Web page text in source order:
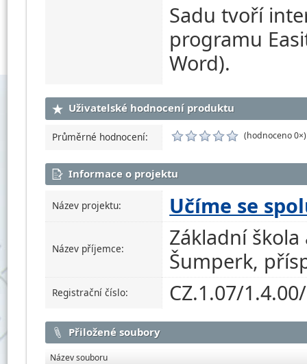
Sadu tvoří
programu
Word).
Uživatelské hodnocení produktu
Průměrné hodnocení: (hodnoceno 0×)
Informace o projektu
Název projektu: Učíme se
Název příjemce:
Základní
Šumperk,
Registrační číslo: CZ.1.07/
Přiložené soubory
Název souboru